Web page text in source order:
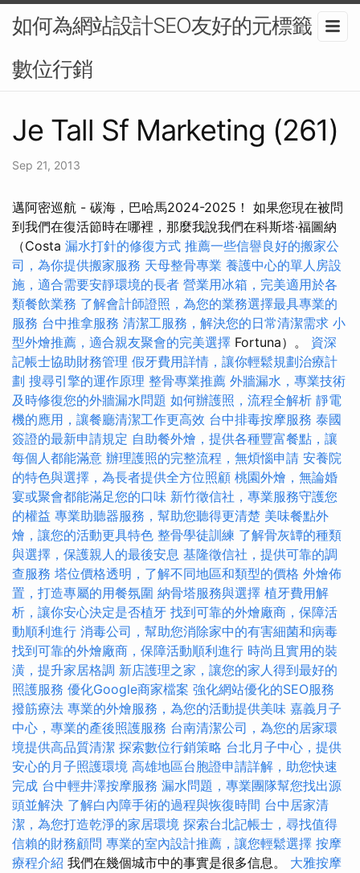
如何為網站設計SEO友好的元標籤？-
數位行銷
Je Tall Sf Marketing (261)
Sep 21, 2013
邁阿密巡航 - 碳海，巴哈馬2024-2025！ 如果您現在被問
到我們在復活節時在哪裡，那麼我說我們在科斯塔·福圖納
（Costa 漏水打針的修復方式 推薦一些信譽良好的搬家公
司，為你提供搬家服務 天母整骨專業 養護中心的單人房設
施，適合需要安靜環境的長者 營業用冰箱，完美適用於各
類餐飲業務 了解會計師證照，為您的業務選擇最具專業的
服務 台中推拿服務 清潔工服務，解決您的日常清潔需求 小
型外燴推薦，適合親友聚會的完美選擇 Fortuna）。 資深
記帳士協助財務管理 假牙費用詳情，讓你輕鬆規劃治療計
劃 搜尋引擎的運作原理 整骨專業推薦 外牆漏水，專業技術
及時修復您的外牆漏水問題 如何辦護照，流程全解析 靜電
機的應用，讓餐廳清潔工作更高效 台中排毒按摩服務 泰國
簽證的最新申請規定 自助餐外燴，提供各種豐富餐點，讓
每個人都能滿意 辦理護照的完整流程，無煩惱申請 安養院
的特色與選擇，為長者提供全方位照顧 桃園外燴，無論婚
宴或聚會都能滿足您的口味 新竹徵信社，專業服務守護您
的權益 專業助聽器服務，幫助您聽得更清楚 美味餐點外
燴，讓您的活動更具特色 整骨學徒訓練 了解骨灰罈的種類
與選擇，保護親人的最後安息 基隆徵信社，提供可靠的調
查服務 塔位價格透明，了解不同地區和類型的價格 外燴佈
置，打造專屬的用餐氛圍 納骨塔服務與選擇 植牙費用解
析，讓你安心決定是否植牙 找到可靠的外燴廠商，保障活
動順利進行 消毒公司，幫助您消除家中的有害細菌和病毒
找到可靠的外燴廠商，保障活動順利進行 時尚且實用的裝
潢，提升家居格調 新店護理之家，讓您的家人得到最好的
照護服務 優化Google商家檔案 強化網站優化的SEO服務
撥筋療法 專業的外燴服務，為您的活動提供美味 嘉義月子
中心，專業的產後照護服務 台南清潔公司，為您的居家環
境提供高品質清潔 探索數位行銷策略 台北月子中心，提供
安心的月子照護環境 高雄地區台胞證申請詳解，助您快速
完成 台中輕井澤按摩服務 漏水問題，專業團隊幫您找出源
頭並解決 了解白內障手術的過程與恢復時間 台中居家清
潔，為您打造乾淨的家居環境 探索台北記帳士，尋找值得
信賴的財務顧問 專業的室內設計推薦，讓您輕鬆選擇 按摩
療程介紹 我們在幾個城市中的事實是很多信息。 大雅按摩